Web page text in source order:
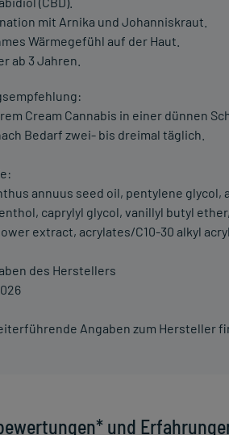
mit Arnika und Johanniskraut.
Wärmegefühl auf der Haut.
ab 3 Jahren.
Cream Cannabis in einer dünnen
Bedarf zwei- bis dreimal täglich.
annuus seed oil, pentylene
caprylyl glycol, vanillyl butyl
extract, acrylates/C10-30 alkyl
des Herstellers
Angaben zum Hersteller
und